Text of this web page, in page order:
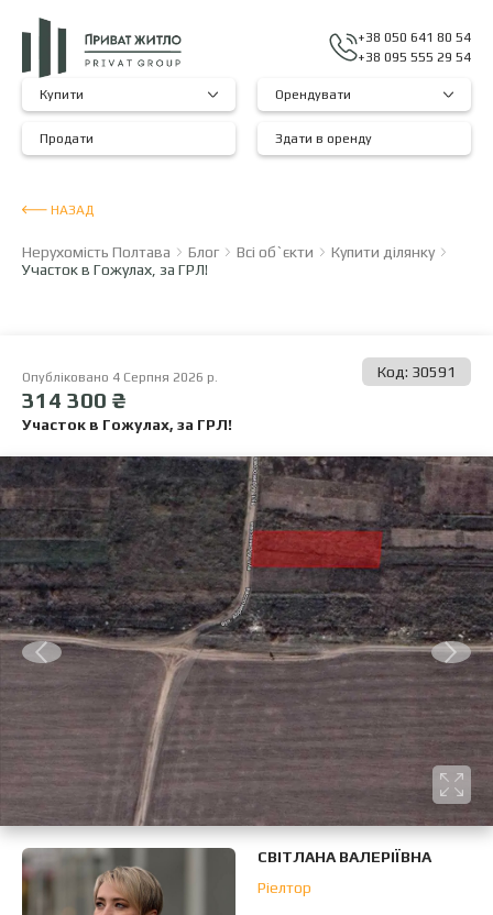
+38 050 641 80 54
+38 095 555 29 54
Купити Орендувати
Продати Здати в оренду
НАЗАД
Нерухомість Полтава Блог Всі об`єкти
Купити ділянку
Участок в Гожулах, за ГРЛ!
Опубліковано 4 Серпня 2026 р. Код: 30591
314 300 ₴
Участок в Гожулах, за ГРЛ!
СВІТЛАНА ВАЛЕРІЇВНА
Ріелтор